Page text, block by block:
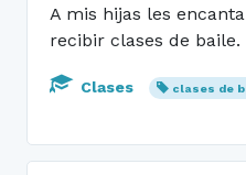
A mis hijas les
recibir clases de baile.
Clases clases de